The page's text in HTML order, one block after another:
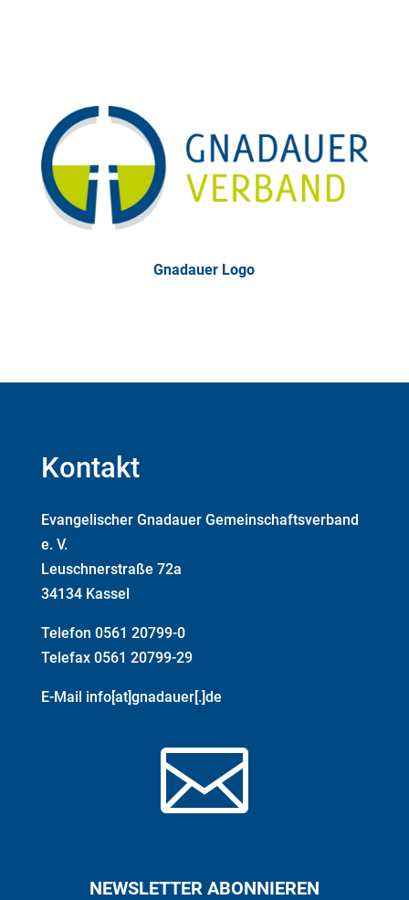
Gnadauer Logo
Kontakt
Evangelischer Gnadauer Gemeinschaftsverband
e. V.
Leuschnerstraße 72a
34134 Kassel
Telefon 0561 20799-0
Telefax 0561 20799-29
E-Mail info[at]gnadauer[.]de

NEWSLETTER ABONNIEREN